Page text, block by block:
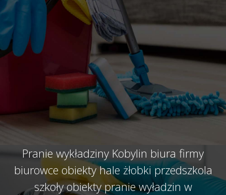
Pranie wykładziny Kobylin biura firmy
biurowce obiekty hale żłobki przedszkola
szkoły obiekty pranie wyładzin w